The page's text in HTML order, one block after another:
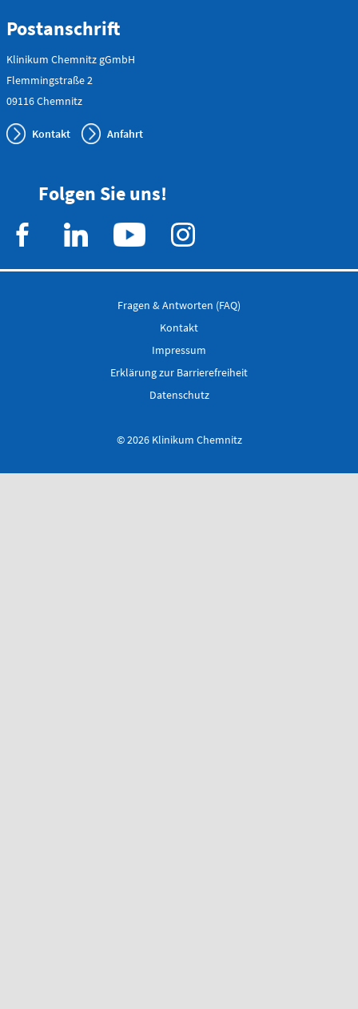
24350
Gefäß- und
Thoraxhotline
Telefon
0172 - 377
Neurochirurgischer
Bereitschaftsdienst
0173 - 566
Bereitschaftspraxis der KVS
Behandlungsbereich
Postanschrift
Klinikum Chemnitz gGmbH
Flemmingstraße 2
09116 Chemnitz
Kontakt Anfahrt
Folgen Sie uns!
Fragen & Antworten (FAQ)
Kontakt
Impressum
Erklärung zur Barrierefreiheit
Datenschutz
© 2026 Klinikum Chemnitz